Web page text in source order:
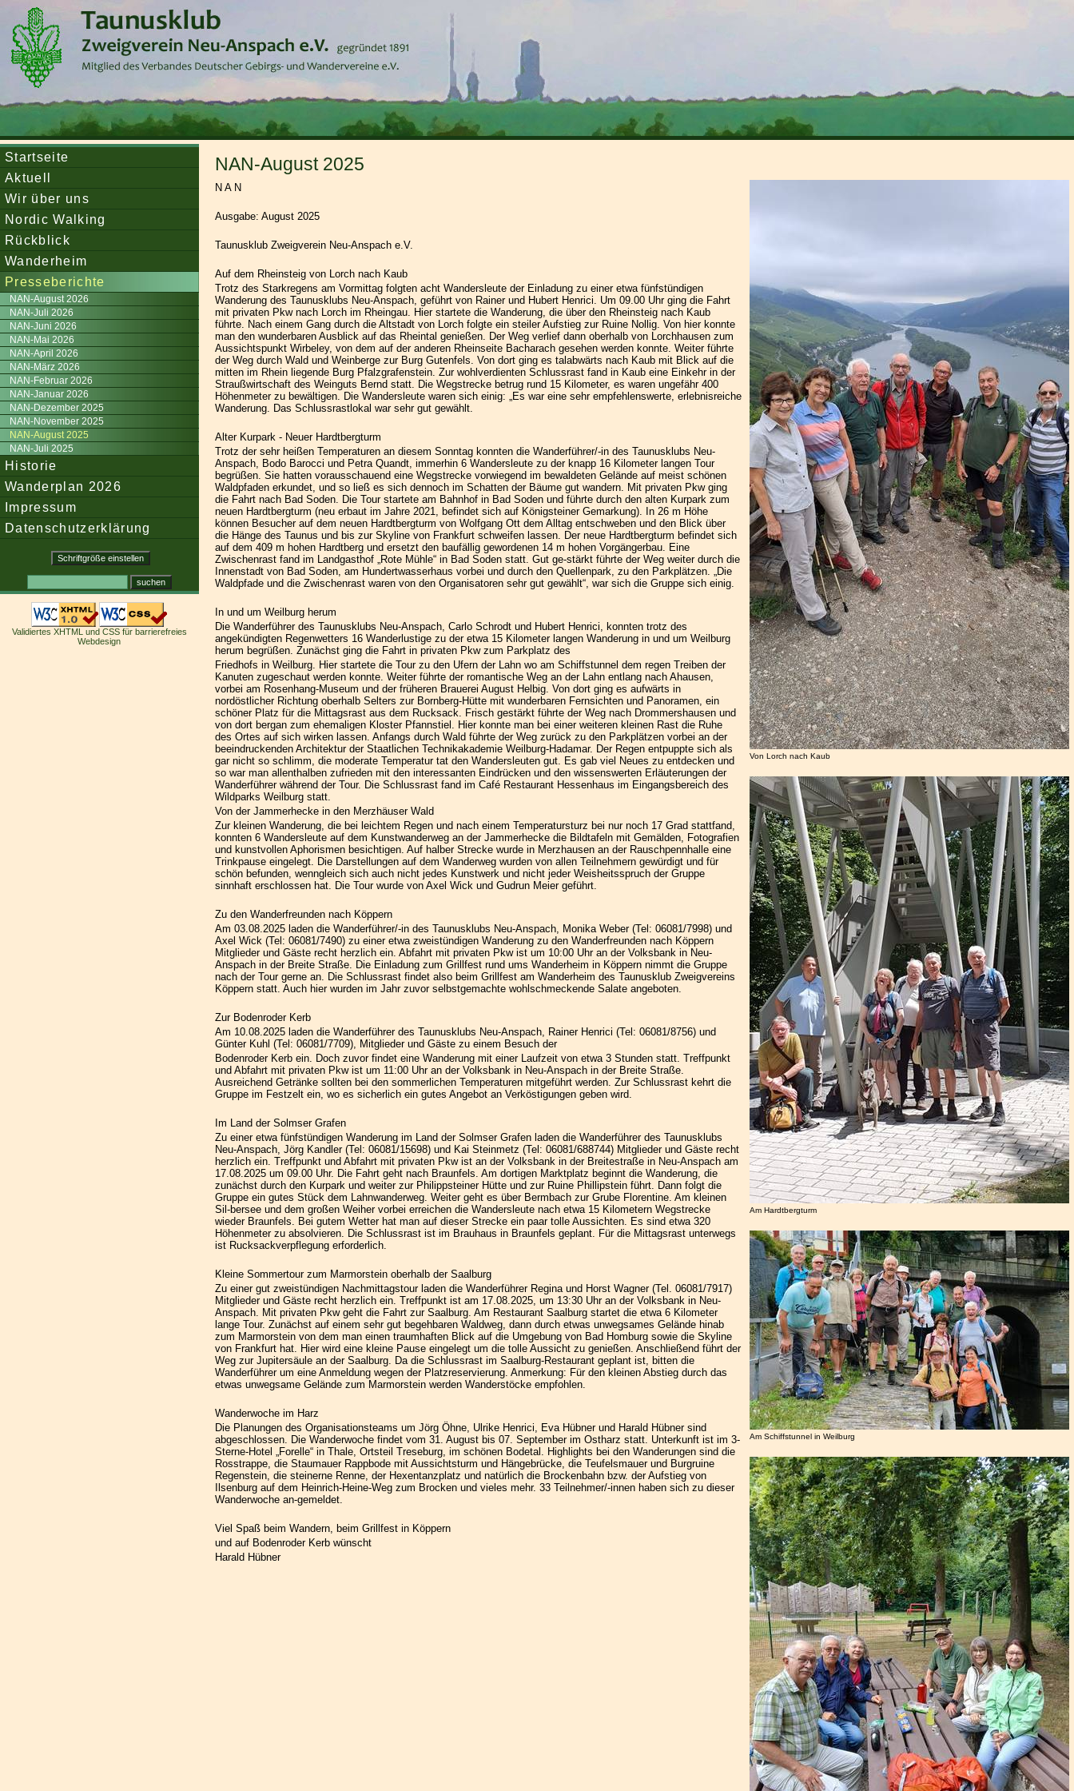
Startseite
Aktuell
Wir über uns
Nordic Walking
Rückblick
Wanderheim
Presseberichte
NAN-August 2026
NAN-Juli 2026
NAN-Juni 2026
NAN-Mai 2026
NAN-April 2026
NAN-März 2026
NAN-Februar 2026
NAN-Januar 2026
NAN-Dezember 2025
NAN-November 2025
NAN-August 2025
NAN-Juli 2025
Historie
Wanderplan 2026
Impressum
Datenschutzerklärung
Validiertes XHTML und CSS für barrierefreies
Webdesign
NAN-August 2025
Von Lorch nach Kaub
Am Hardtbergturm
Am Schiffstunnel in Weilburg
N A N
Ausgabe: August 2025
Taunusklub Zweigverein Neu-Anspach e.V.
Auf dem Rheinsteig von Lorch nach Kaub
Trotz des Starkregens am Vormittag folgten acht Wandersleute der Einladung zu einer etwa fünfstündigen
Wanderung des Taunusklubs Neu-Anspach, geführt von Rainer und Hubert Henrici. Um 09.00 Uhr ging die Fahrt
mit privaten Pkw nach Lorch im Rheingau. Hier startete die Wanderung, die über den Rheinsteig nach Kaub
führte. Nach einem Gang durch die Altstadt von Lorch folgte ein steiler Aufstieg zur Ruine Nollig. Von hier konnte
man den wunderbaren Ausblick auf das Rheintal genießen. Der Weg verlief dann oberhalb von Lorchhausen zum
Aussichtspunkt Wirbeley, von dem auf der anderen Rheinseite Bacharach gesehen werden konnte. Weiter führte
der Weg durch Wald und Weinberge zur Burg Gutenfels. Von dort ging es talabwärts nach Kaub mit Blick auf die
mitten im Rhein liegende Burg Pfalzgrafenstein. Zur wohlverdienten Schlussrast fand in Kaub eine Einkehr in der
Straußwirtschaft des Weinguts Bernd statt. Die Wegstrecke betrug rund 15 Kilometer, es waren ungefähr 400
Höhenmeter zu bewältigen. Die Wandersleute waren sich einig: „Es war eine sehr empfehlenswerte, erlebnisreiche
Wanderung. Das Schlussrastlokal war sehr gut gewählt.
Alter Kurpark - Neuer Hardtbergturm
Trotz der sehr heißen Temperaturen an diesem Sonntag konnten die Wanderführer/-in des Taunusklubs Neu-
Anspach, Bodo Barocci und Petra Quandt, immerhin 6 Wandersleute zu der knapp 16 Kilometer langen Tour
begrüßen. Sie hatten vorausschauend eine Wegstrecke vorwiegend im bewaldeten Gelände auf meist schönen
Waldpfaden erkundet, und so ließ es sich dennoch im Schatten der Bäume gut wandern. Mit privaten Pkw ging
die Fahrt nach Bad Soden. Die Tour startete am Bahnhof in Bad Soden und führte durch den alten Kurpark zum
neuen Hardtbergturm (neu erbaut im Jahre 2021, befindet sich auf Königsteiner Gemarkung). In 26 m Höhe
können Besucher auf dem neuen Hardtbergturm von Wolfgang Ott dem Alltag entschweben und den Blick über
die Hänge des Taunus und bis zur Skyline von Frankfurt schweifen lassen. Der neue Hardtbergturm befindet sich
auf dem 409 m hohen Hardtberg und ersetzt den baufällig gewordenen 14 m hohen Vorgängerbau. Eine
Zwischenrast fand im Landgasthof „Rote Mühle“ in Bad Soden statt. Gut ge-stärkt führte der Weg weiter durch die
Innenstadt von Bad Soden, am Hundertwasserhaus vorbei und durch den Quellenpark, zu den Parkplätzen. „Die
Waldpfade und die Zwischenrast waren von den Organisatoren sehr gut gewählt“, war sich die Gruppe sich einig.
In und um Weilburg herum
Die Wanderführer des Taunusklubs Neu-Anspach, Carlo Schrodt und Hubert Henrici, konnten trotz des
angekündigten Regenwetters 16 Wanderlustige zu der etwa 15 Kilometer langen Wanderung in und um Weilburg
herum begrüßen. Zunächst ging die Fahrt in privaten Pkw zum Parkplatz des
Friedhofs in Weilburg. Hier startete die Tour zu den Ufern der Lahn wo am Schiffstunnel dem regen Treiben der
Kanuten zugeschaut werden konnte. Weiter führte der romantische Weg an der Lahn entlang nach Ahausen,
vorbei am Rosenhang-Museum und der früheren Brauerei August Helbig. Von dort ging es aufwärts in
nordöstlicher Richtung oberhalb Selters zur Bornberg-Hütte mit wunderbaren Fernsichten und Panoramen, ein
schöner Platz für die Mittagsrast aus dem Rucksack. Frisch gestärkt führte der Weg nach Drommershausen und
von dort bergan zum ehemaligen Kloster Pfannstiel. Hier konnte man bei einer weiteren kleinen Rast die Ruhe
des Ortes auf sich wirken lassen. Anfangs durch Wald führte der Weg zurück zu den Parkplätzen vorbei an der
beeindruckenden Architektur der Staatlichen Technikakademie Weilburg-Hadamar. Der Regen entpuppte sich als
gar nicht so schlimm, die moderate Temperatur tat den Wandersleuten gut. Es gab viel Neues zu entdecken und
so war man allenthalben zufrieden mit den interessanten Eindrücken und den wissenswerten Erläuterungen der
Wanderführer während der Tour. Die Schlussrast fand im Café Restaurant Hessenhaus im Eingangsbereich des
Wildparks Weilburg statt.
Von der Jammerhecke in den Merzhäuser Wald
Zur kleinen Wanderung, die bei leichtem Regen und nach einem Temperatursturz bei nur noch 17 Grad stattfand,
konnten 6 Wandersleute auf dem Kunstwanderweg an der Jammerhecke die Bildtafeln mit Gemälden, Fotografien
und kunstvollen Aphorismen besichtigen. Auf halber Strecke wurde in Merzhausen an der Rauschpennhalle eine
Trinkpause eingelegt. Die Darstellungen auf dem Wanderweg wurden von allen Teilnehmern gewürdigt und für
schön befunden, wenngleich sich auch nicht jedes Kunstwerk und nicht jeder Weisheitsspruch der Gruppe
sinnhaft erschlossen hat. Die Tour wurde von Axel Wick und Gudrun Meier geführt.
Zu den Wanderfreunden nach Köppern
Am 03.08.2025 laden die Wanderführer/-in des Taunusklubs Neu-Anspach, Monika Weber (Tel: 06081/7998) und
Axel Wick (Tel: 06081/7490) zu einer etwa zweistündigen Wanderung zu den Wanderfreunden nach Köppern
Mitglieder und Gäste recht herzlich ein. Abfahrt mit privaten Pkw ist um 10:00 Uhr an der Volksbank in Neu-
Anspach in der Breite Straße. Die Einladung zum Grillfest rund ums Wanderheim in Köppern nimmt die Gruppe
nach der Tour gerne an. Die Schlussrast findet also beim Grillfest am Wanderheim des Taunusklub Zweigvereins
Köppern statt. Auch hier wurden im Jahr zuvor selbstgemachte wohlschmeckende Salate angeboten.
Zur Bodenroder Kerb
Am 10.08.2025 laden die Wanderführer des Taunusklubs Neu-Anspach, Rainer Henrici (Tel: 06081/8756) und
Günter Kuhl (Tel: 06081/7709), Mitglieder und Gäste zu einem Besuch der
Bodenroder Kerb ein. Doch zuvor findet eine Wanderung mit einer Laufzeit von etwa 3 Stunden statt. Treffpunkt
und Abfahrt mit privaten Pkw ist um 11:00 Uhr an der Volksbank in Neu-Anspach in der Breite Straße.
Ausreichend Getränke sollten bei den sommerlichen Temperaturen mitgeführt werden. Zur Schlussrast kehrt die
Gruppe im Festzelt ein, wo es sicherlich ein gutes Angebot an Verköstigungen geben wird.
Im Land der Solmser Grafen
Zu einer etwa fünfstündigen Wanderung im Land der Solmser Grafen laden die Wanderführer des Taunusklubs
Neu-Anspach, Jörg Kandler (Tel: 06081/15698) und Kai Steinmetz (Tel: 06081/688744) Mitglieder und Gäste recht
herzlich ein. Treffpunkt und Abfahrt mit privaten Pkw ist an der Volksbank in der Breitestraße in Neu-Anspach am
17.08.2025 um 09.00 Uhr. Die Fahrt geht nach Braunfels. Am dortigen Marktplatz beginnt die Wanderung, die
zunächst durch den Kurpark und weiter zur Philippsteiner Hütte und zur Ruine Phillipstein führt. Dann folgt die
Gruppe ein gutes Stück dem Lahnwanderweg. Weiter geht es über Bermbach zur Grube Florentine. Am kleinen
Sil-bersee und dem großen Weiher vorbei erreichen die Wandersleute nach etwa 15 Kilometern Wegstrecke
wieder Braunfels. Bei gutem Wetter hat man auf dieser Strecke ein paar tolle Aussichten. Es sind etwa 320
Höhenmeter zu absolvieren. Die Schlussrast ist im Brauhaus in Braunfels geplant. Für die Mittagsrast unterwegs
ist Rucksackverpflegung erforderlich.
Kleine Sommertour zum Marmorstein oberhalb der Saalburg
Zu einer gut zweistündigen Nachmittagstour laden die Wanderführer Regina und Horst Wagner (Tel. 06081/7917)
Mitglieder und Gäste recht herzlich ein. Treffpunkt ist am 17.08.2025, um 13:30 Uhr an der Volksbank in Neu-
Anspach. Mit privaten Pkw geht die Fahrt zur Saalburg. Am Restaurant Saalburg startet die etwa 6 Kilometer
lange Tour. Zunächst auf einem sehr gut begehbaren Waldweg, dann durch etwas unwegsames Gelände hinab
zum Marmorstein von dem man einen traumhaften Blick auf die Umgebung von Bad Homburg sowie die Skyline
von Frankfurt hat. Hier wird eine kleine Pause eingelegt um die tolle Aussicht zu genießen. Anschließend führt der
Weg zur Jupitersäule an der Saalburg. Da die Schlussrast im Saalburg-Restaurant geplant ist, bitten die
Wanderführer um eine Anmeldung wegen der Platzreservierung. Anmerkung: Für den kleinen Abstieg durch das
etwas unwegsame Gelände zum Marmorstein werden Wanderstöcke empfohlen.
Wanderwoche im Harz
Die Planungen des Organisationsteams um Jörg Öhne, Ulrike Henrici, Eva Hübner und Harald Hübner sind
abgeschlossen. Die Wanderwoche findet vom 31. August bis 07. September im Ostharz statt. Unterkunft ist im 3-
Sterne-Hotel „Forelle“ in Thale, Ortsteil Treseburg, im schönen Bodetal. Highlights bei den Wanderungen sind die
Rosstrappe, die Staumauer Rappbode mit Aussichtsturm und Hängebrücke, die Teufelsmauer und Burgruine
Regenstein, die steinerne Renne, der Hexentanzplatz und natürlich die Brockenbahn bzw. der Aufstieg von
Ilsenburg auf dem Heinrich-Heine-Weg zum Brocken und vieles mehr. 33 Teilnehmer/-innen haben sich zu dieser
Wanderwoche an-gemeldet.
Viel Spaß beim Wandern, beim Grillfest in Köppern
und auf Bodenroder Kerb wünscht
Harald Hübner